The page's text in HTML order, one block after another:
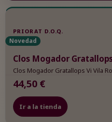
PRIORAT D.O.Q.
Novedad
Clos Mogador
Clos Mogador Gratallops Vi Vila
44,50 €
Ir a la tienda